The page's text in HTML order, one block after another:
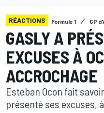
RÉACTIONS Formule 1 GP
GASLY A
EXCUSES À
ACCROCHAGE
Esteban Ocon fait
présenté ses excuses,